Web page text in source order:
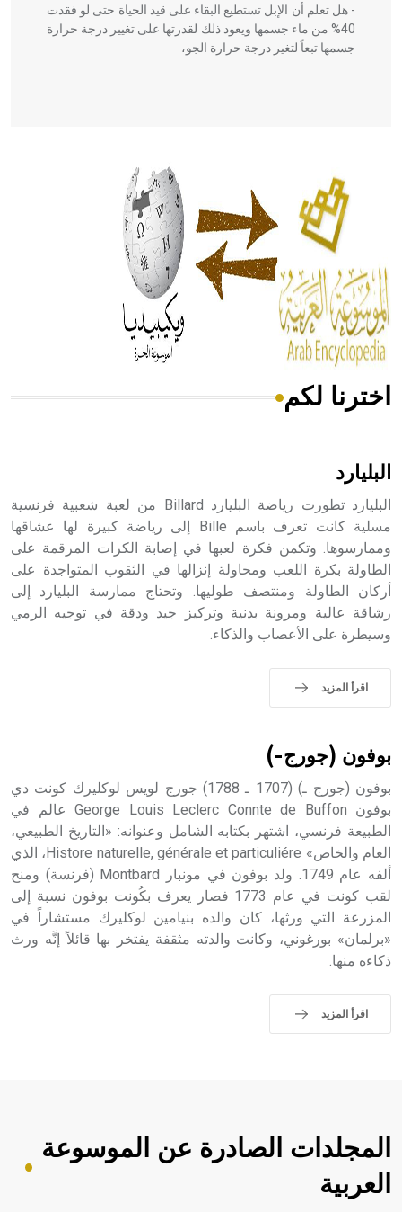
- هل تعلم أن الإبل تستطيع البقاء على قيد الحياة حتى لو فقدت
40% من ماء جسمها ويعود ذلك لقدرتها على تغيير درجة حرارة
جسمها تبعاً لتغير درجة حرارة الجو،
الحكم، الأدلة، تنظيم التغذية، ورسالته في جروح الرأس. ويعود
له الفضل بأنه حرر الطب من الدين والفلسفة.
- هل تعلم أن المرجان إفراز حيواني يتكون في البحر ويتركب
من مادة كربونات الكلسيوم، وهو أحمر أو شديد الحمرة وهو
أجود أنواعه، ويمتاز بكبر الحجم ويسمى الش
هل تعلم أن الأبسيد كلمة فرنسية اللفظ تم اعتمادها مصطلحاً
- هل تعلم أن أبجر Abgar اسم معروف جيداً يعود إلى عدد من
الملوك الذين حكموا مدينة إديسا (الرها) من أبجر الأول وحتى
التاسع، وهم ينتسبون إلى أسرة أوسروين
اخترنا لكم
البليارد
البليارد تطورت رياضة البليارد Billard من لعبة شعبية فرنسية
مسلية كانت تعرف باسم Bille إلى رياضة كبيرة لها عشاقها
وممارسوها. وتكمن فكرة لعبها في إصابة الكرات المرقمة على
الطاولة بكرة اللعب ومحاولة إنزالها في الثقوب المتواجدة على
أركان الطاولة ومنتصف طوليها. وتحتاج ممارسة البليارد إلى
رشاقة عالية ومرونة بدنية وتركيز جيد ودقة في توجيه الرمي
وسيطرة على الأعصاب والذكاء.
اقرأ المزيد
بوفون (جورج-)
بوفون (جورج ـ) (1707 ـ 1788) جورج لويس لوكليرك كونت دي
بوفون George Louis Leclerc Connte de Buffon عالم في
الطبيعة فرنسي، اشتهر بكتابه الشامل وعنوانه: «التاريخ الطبيعي،
العام والخاص» Histore naturelle, générale et particuliére، الذي
ألفه عام 1749. ولد بوفون في مونبار Montbard (فرنسة) ومنح
لقب كونت في عام 1773 فصار يعرف بكُونت بوفون نسبة إلى
المزرعة التي ورثها، كان والده بنيامين لوكليرك مستشاراً في
«برلمان» بورغوني، وكانت والدته مثقفة يفتخر بها قائلاً إنَّه ورث
ذكاءه منها.
اقرأ المزيد
المجلدات الصادرة عن الموسوعة
العربية